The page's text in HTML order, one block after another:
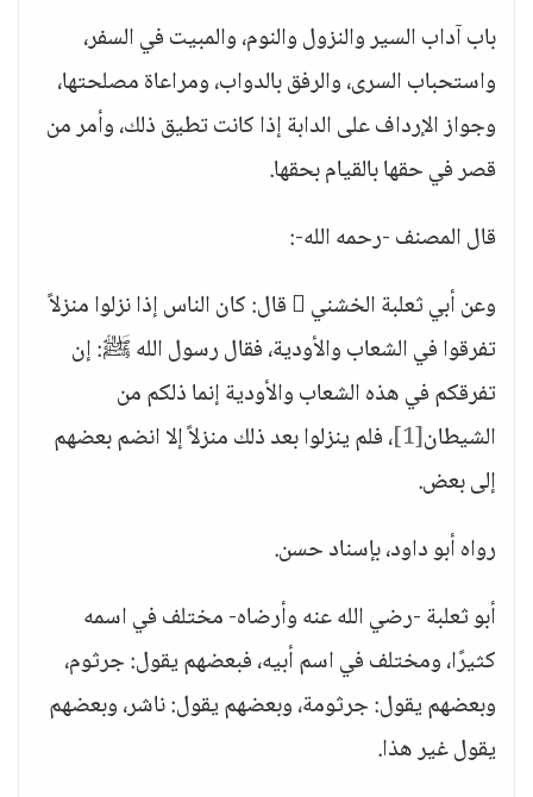
باب آداب السير والنزول والنوم، والمبيت في السفر،
واستحباب السرى، والرفق بالدواب، ومراعاة مصلحتها،
وجواز الإرداف على الدابة إذا كانت تطيق ذلك، وأمر من
قصر في حقها بالقيام بحقها.
قال المصنف -رحمه الله-:
وعن أبي ثعلبة الخشني  قال: كان الناس إذا نزلوا منزلاً
تفرقوا في الشعاب والأودية، فقال رسول الله ﷺ: إن
تفرقكم في هذه الشعاب والأودية إنما ذلكم من
الشيطان[1] ، فلم ينزلوا بعد ذلك منزلاً إلا انضم بعضهم
إلى بعض.
رواه أبو داود، بإسناد حسن.
أبو ثعلبة -رضي الله عنه وأرضاه- مختلف في اسمه
كثيرًا، ومختلف في اسم أبيه، فبعضهم يقول: جرثوم،
وبعضهم يقول: جرثومة، وبعضهم يقول: ناشر، وبعضهم
يقول غير هذا.